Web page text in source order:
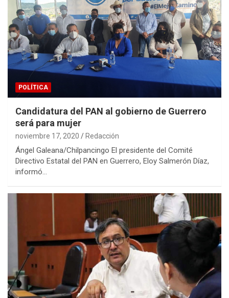
POLÍTICA
Candidatura del PAN al gobierno de Guerrero
será para mujer
noviembre 17, 2020 Redacción
Ángel Galeana/Chilpancingo El presidente del Comité
Directivo Estatal del PAN en Guerrero, Eloy Salmerón Díaz,
informó…